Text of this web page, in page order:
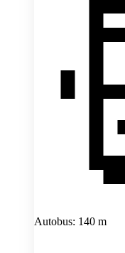
Autobus: 140 m